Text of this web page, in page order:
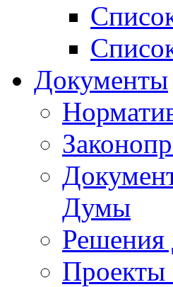
Документы
Думы